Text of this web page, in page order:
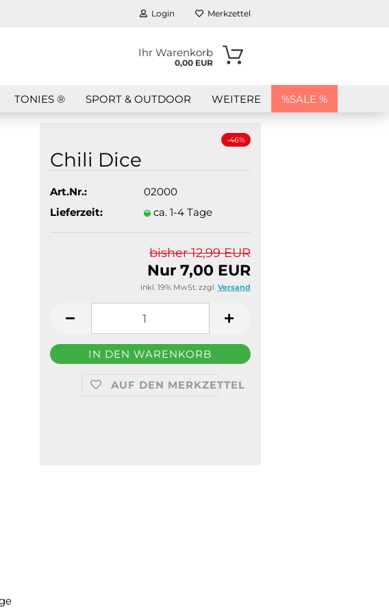
Login
E-Mail
Merkzettel
Ihr Warenkorb
0,00 EUR
TONIES ® SPORT & OUTDOOR %SALE %
WEITERE
-46%
Chili Dice
Art.Nr.:
02000
Lieferzeit:
ca. 1-4 Tage
bisher 12,99 EUR
Nur 7,00 EUR
inkl. 19% MwSt. zzgl. Versand
AUF DEN MERKZETTEL